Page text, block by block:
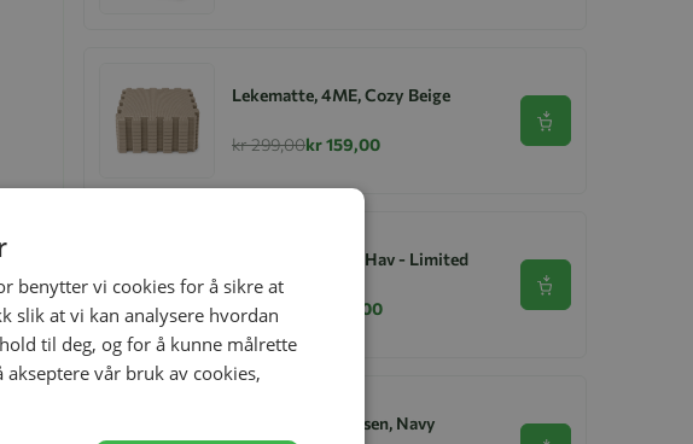
Lekematte, 4ME, Cozy Beige
kr 299,00kr 159,00
Se produkt
Lekematte, 4ME, Hav - Limited
Edition
kr 369,00
kr 229,00
Se produkt
Ullongs, Helledussen, Navy
benytter vi cookies for å sikre at
slik at vi kan analysere hvordan
til deg, og for å kunne målrette
vår bruk av cookies,